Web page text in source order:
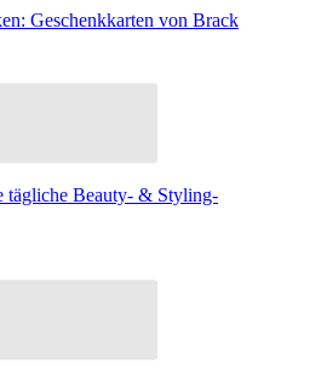
Geschenkkarten von Brack
tägliche Beauty- & Styling-